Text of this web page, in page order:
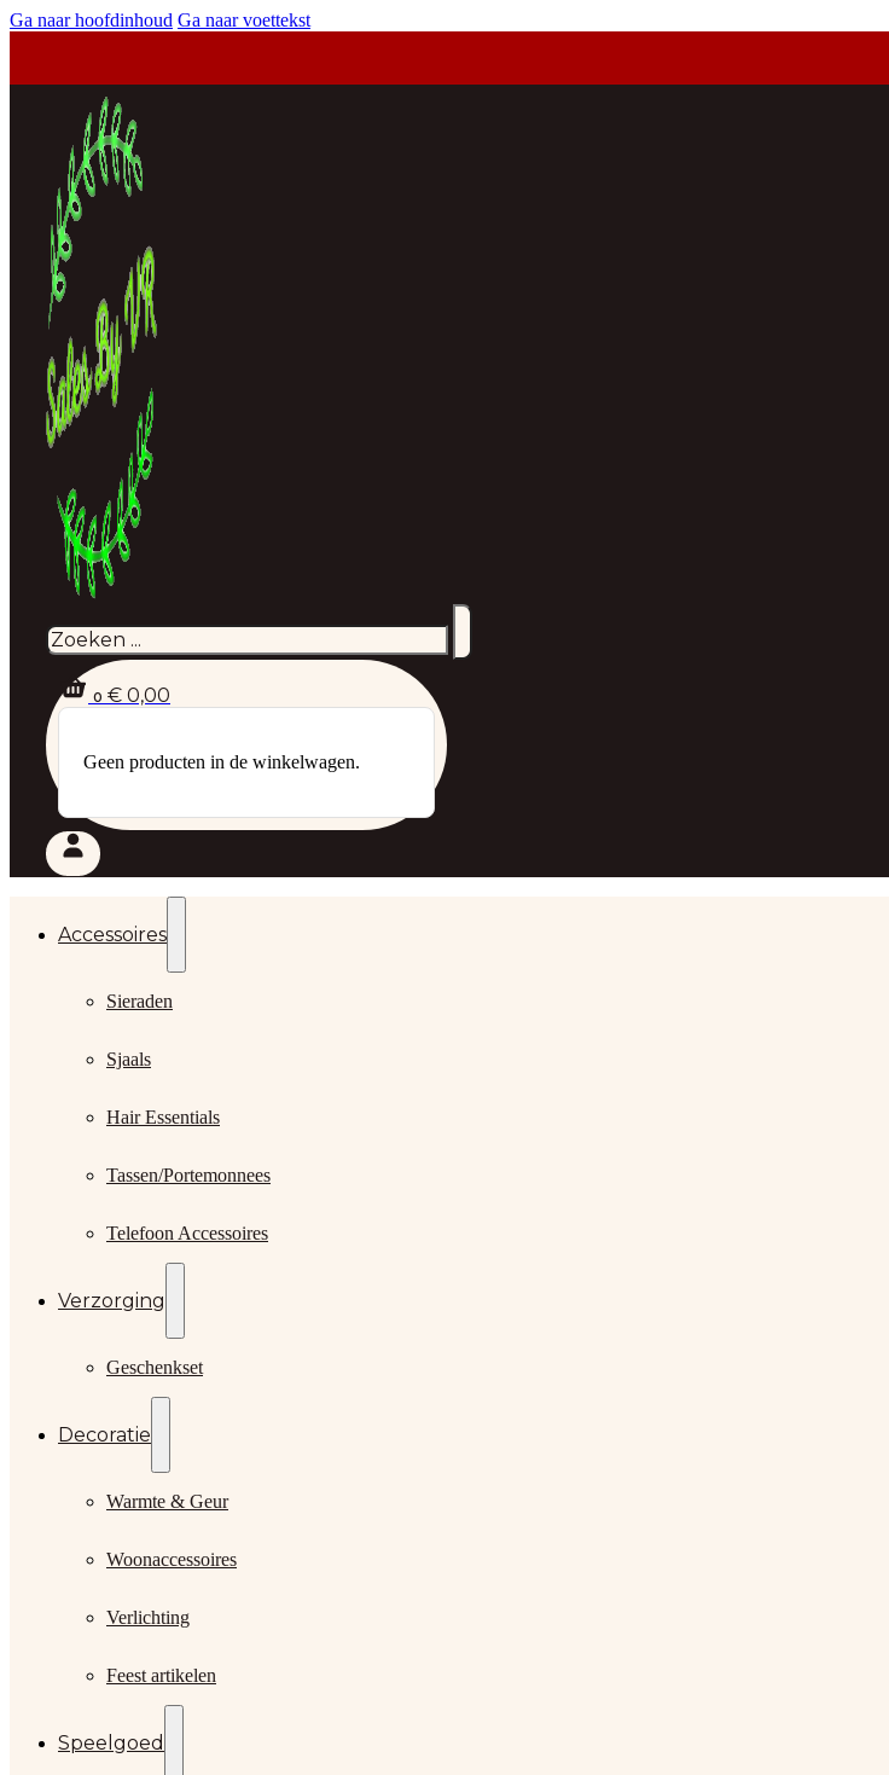
Ga naar hoofdinhoud Ga naar voettekst
0 € 0,00
Geen producten in de winkelwagen.
Accessoires
Sieraden
Sjaals
Hair Essentials
Tassen/Portemonnees
Telefoon Accessoires
Verzorging
Geschenkset
Decoratie
Warmte & Geur
Woonaccessoires
Verlichting
Feest artikelen
Speelgoed